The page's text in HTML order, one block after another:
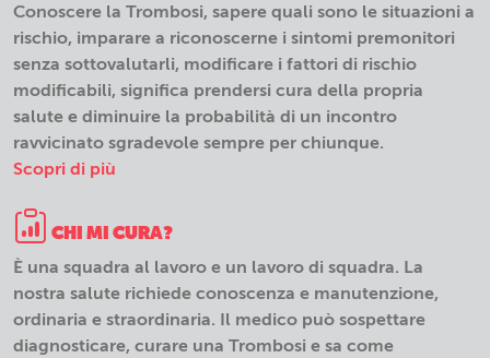
Conoscere la Trombosi, sapere quali sono le situazioni a
rischio, imparare a riconoscerne i sintomi premonitori
senza sottovalutarli, modificare i fattori di rischio
modificabili, significa prendersi cura della propria
salute e diminuire la probabilità di un incontro
ravvicinato sgradevole sempre per chiunque.
Scopri di più
CHI MI CURA?
È una squadra al lavoro e un lavoro di squadra. La
nostra salute richiede conoscenza e manutenzione,
ordinaria e straordinaria. Il medico può sospettare
diagnosticare, curare una Trombosi e sa come